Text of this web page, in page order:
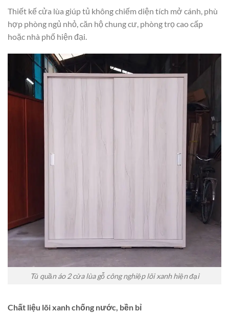
Thiết kế cửa lùa giúp tủ không chiếm diện tích mở cánh, phù
hợp phòng ngủ nhỏ, căn hộ chung cư, phòng trọ cao cấp
hoặc nhà phố hiện đại.
Tủ quần áo 2 cửa lùa gỗ công nghiệp lõi xanh hiện đại
Chất liệu lõi xanh chống nước, bền bỉ